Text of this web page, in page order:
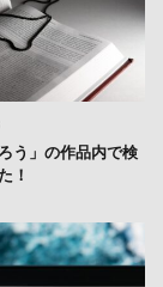
う」の作品内で検
！